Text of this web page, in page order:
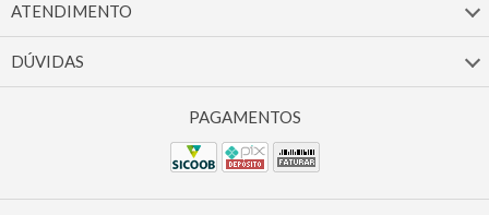
ATENDIMENTO
DÚVIDAS